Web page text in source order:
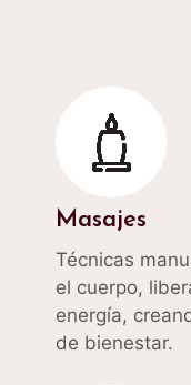
Masajes
Técnicas
el cuerpo,
energía,
de bienestar.